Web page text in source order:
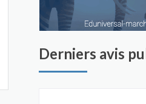
Derniers avis